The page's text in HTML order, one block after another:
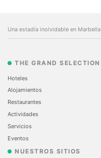
Una estadía inolvidable en Marbella
THE GRAND SELECTION
Hoteles
Alojamientos
Restaurantes
Actividades
Servicios
Eventos
NUESTROS SITIOS